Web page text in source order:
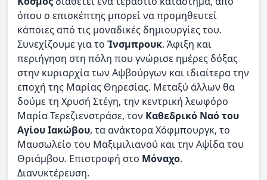
όπου ο επισκέπτης μπορεί να προμηθευτεί
κάποιες από τις μοναδικές δημιουργίες του.
Συνεχίζουμε για το Ίνσμπρουκ. Άφιξη και
περιήγηση στη πόλη που γνώρισε ημέρες δόξας
στην κυριαρχία των Αψβούργων και ιδιαίτερα την
εποχή της Μαρίας Θηρεσίας. Μεταξύ άλλων θα
δούμε τη Χρυσή Στέγη, την κεντρική λεωφόρο
Μαρία Τερεζιενστράσε, τον Καθεδρικό Ναό του
Αγίου Ιακώβου, τα ανάκτορα Χόφμπουργκ, το
Μαυσωλείο του Μαξιμιλιανού και την Αψίδα του
Θριάμβου. Επιστροφή στο Μόναχο.
Διανυκτέρευση.